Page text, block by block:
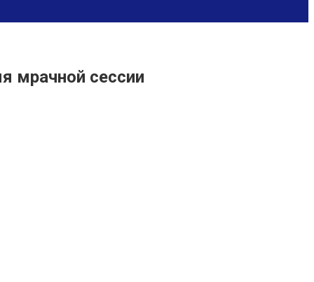
мрачной сессии